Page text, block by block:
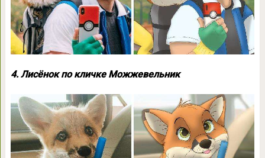
4. Лисёнок по кличке Можжевельник